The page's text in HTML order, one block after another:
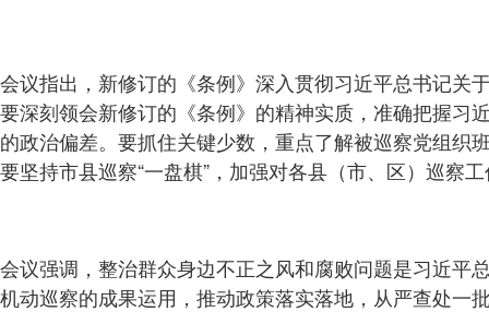
会议指出，新修订的《条例》深入贯彻习近平总书记关
要深刻领会新修订的《条例》的精神实质，准确把握习
的政治偏差。要抓住关键少数，重点了解被巡察党组织
要坚持市县巡察“一盘棋”，加强对各县（市、区）巡察
会议强调，整治群众身边不正之风和腐败问题是习近平
机动巡察的成果运用，推动政策落实落地，从严查处一